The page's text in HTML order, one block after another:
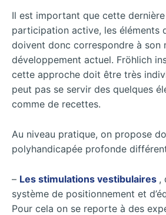
Il est important que cette
participation active, les éléments
doivent donc correspondre à son
développement actuel. Fröhlich
cette approche doit être très
peut pas se servir des quelques
comme de recettes.
Au niveau pratique, on propose
polyhandicapée profonde
– Les stimulations vestibulaires ,
système de positionnement et
Pour cela on se reporte à des